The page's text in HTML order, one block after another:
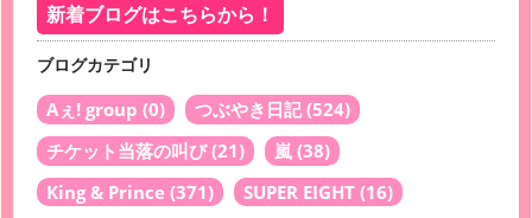
新着ブログはこちらから！
ブログカテゴリ
Aぇ! group (0) つぶやき日記(524)
チケット当落の叫び(21) 嵐 (38)
King & Prince (371) SUPER EIGHT (16)